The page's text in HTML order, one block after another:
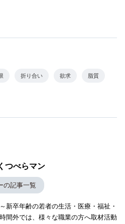
折り合い 欲求 脂質
つべらマン
の記事一覧
新卒年齢の若者の生活・医療・福祉・
間外では、様々な職業の方へ取材活動